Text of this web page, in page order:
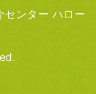
センター ハロー